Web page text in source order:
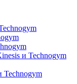
и Technogym
Technogym